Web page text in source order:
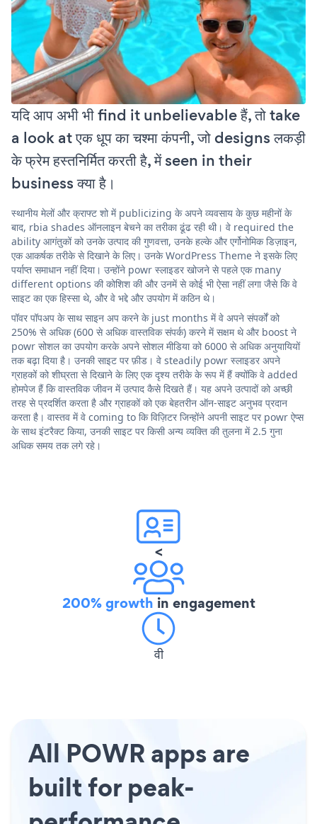
यदि आप अभी भी find it unbelievable हैं, तो take
a look at एक धूप का चश्मा कंपनी, जो designs लकड़ी
के फ्रेम हस्तनिर्मित करती है, में seen in their
business क्या है।
स्थानीय मेलों और क्राफ्ट शो में publicizing के अपने व्यवसाय के कुछ महीनों के
बाद, rbia shades ऑनलाइन बेचने का तरीका ढूंढ रही थी। वे required the
ability आगंतुकों को उनके उत्पाद की गुणवत्ता, उनके हल्के और एर्गोनोमिक डिज़ाइन,
एक आकर्षक तरीके से दिखाने के लिए। उनके WordPress Theme ने इसके लिए
पर्याप्त समाधान नहीं दिया। उन्होंने powr स्लाइडर खोजने से पहले एक many
different options की कोशिश की और उनमें से कोई भी ऐसा नहीं लगा जैसे कि वे
साइट का एक हिस्सा थे, और वे भद्दे और उपयोग में कठिन थे।
पॉवर पॉपअप के साथ साइन अप करने के just months में वे अपने संपर्कों को
250% से अधिक (600 से अधिक वास्तविक संपर्क) करने में सक्षम थे और boost ने
powr सोशल का उपयोग करके अपने सोशल मीडिया को 6000 से अधिक अनुयायियों
तक बढ़ा दिया है। उनकी साइट पर फ़ीड। वे steadily powr स्लाइडर अपने
ग्राहकों को शीघ्रता से दिखाने के लिए एक दृश्य तरीके के रूप में हैं क्योंकि वे added
होमपेज हैं कि वास्तविक जीवन में उत्पाद कैसे दिखते हैं। यह अपने उत्पादों को अच्छी
तरह से प्रदर्शित करता है और ग्राहकों को एक बेहतरीन ऑन-साइट अनुभव प्रदान
करता है। वास्तव में वे coming to कि विज़िटर जिन्होंने अपनी साइट पर powr ऐप्स
के साथ इंटरैक्ट किया, उनकी साइट पर किसी अन्य व्यक्ति की तुलना में 2.5 गुना
अधिक समय तक लगे रहे।
<
200% growth in engagement
वी
All POWR apps are
built for peak-